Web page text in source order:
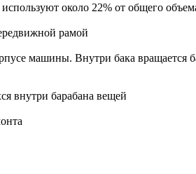
около 22% от общего
рамой
машины. Внутри бака вращается
внутри барабана вещей